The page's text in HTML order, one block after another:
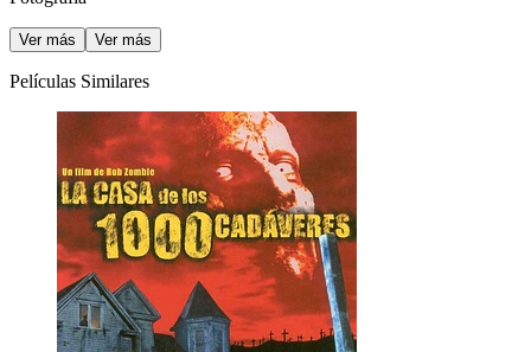
Ver más Ver más
Películas Similares